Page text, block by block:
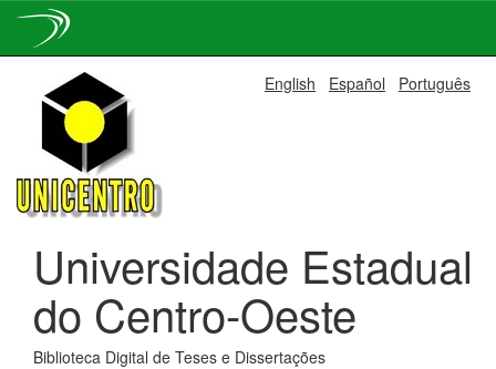
navigation
English Español Português
Universidade Estadual
do Centro-Oeste
Biblioteca Digital de Teses e Dissertações